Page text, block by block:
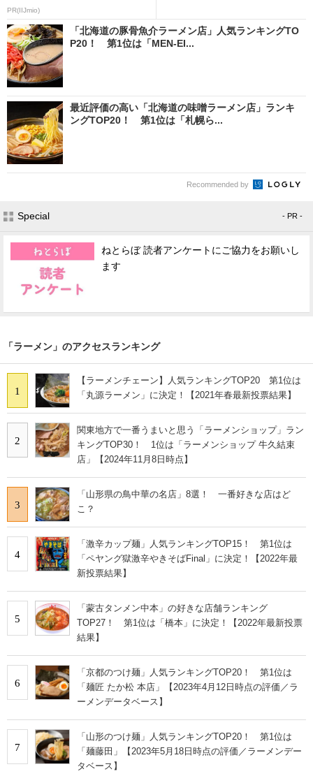
PR(IIJmio)
「北海道の豚骨魚介ラーメン店」人気ランキングTO
P20！ 第1位は「MEN-EI...
最近評価の高い「北海道の味噌ラーメン店」ランキ
ングTOP20！ 第1位は「札幌ら...
Recommended by
Special - PR -
ねとらぼ 読者アンケートにご協力をお願いし
ます
「ラーメン」のアクセスランキング
1
【ラーメンチェーン】人気ランキングTOP20 第1位は
「丸源ラーメン」に決定！【2021年春最新投票結果】
2
関東地方で一番うまいと思う「ラーメンショップ」ラン
キングTOP30！ 1位は「ラーメンショップ 牛久結束
店」【2024年11月8日時点】
3
「山形県の鳥中華の名店」8選！ 一番好きな店はど
こ？
4
「激辛カップ麺」人気ランキングTOP15！ 第1位は
「ペヤング獄激辛やきそばFinal」に決定！【2022年最
新投票結果】
5
「蒙古タンメン中本」の好きな店舗ランキング
TOP27！ 第1位は「橋本」に決定！【2022年最新投票
結果】
6
「京都のつけ麺」人気ランキングTOP20！ 第1位は
「麺匠 たか松 本店」【2023年4月12日時点の評価／ラ
ーメンデータベース】
7
「山形のつけ麺」人気ランキングTOP20！ 第1位は
「麺藤田」【2023年5月18日時点の評価／ラーメンデー
タベース】